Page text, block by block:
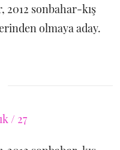
2012 sonbahar-kış
olmaya aday.